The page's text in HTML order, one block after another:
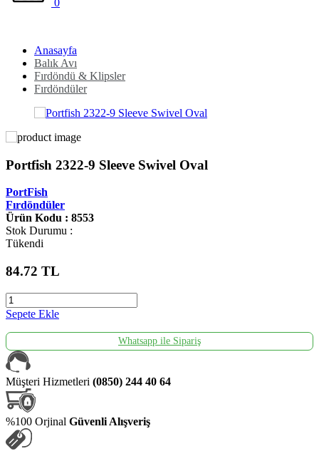
0
Anasayfa
Balık Avı
Fırdöndü & Klipsler
Fırdöndüler
Portfish 2322-9 Sleeve Swivel Oval
PortFish
Fırdöndüler
Ürün Kodu : 8553
Stok Durumu :
Tükendi
84.72 TL
Sepete Ekle
Whatsapp ile Sipariş
Müşteri Hizmetleri (0850) 244 40 64
%100 Orjinal Güvenli Alışveriş